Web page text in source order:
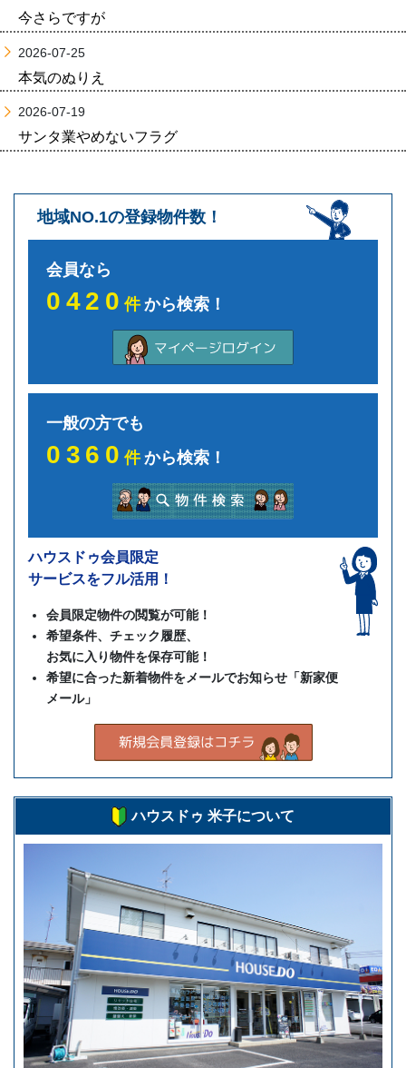
今さらですが
2026-07-25
本気のぬりえ
2026-07-19
サンタ業やめないフラグ
地域NO.1の登録物件数！
会員なら
0420件から検索！
一般の方でも
0360件から検索！
ハウスドゥ会員限定
サービスをフル活用！
会員限定物件の閲覧が可能！
希望条件、チェック履歴、
お気に入り物件を保存可能！
希望に合った新着物件をメールでお知らせ「新家便
メール」
ハウスドゥ 米子について